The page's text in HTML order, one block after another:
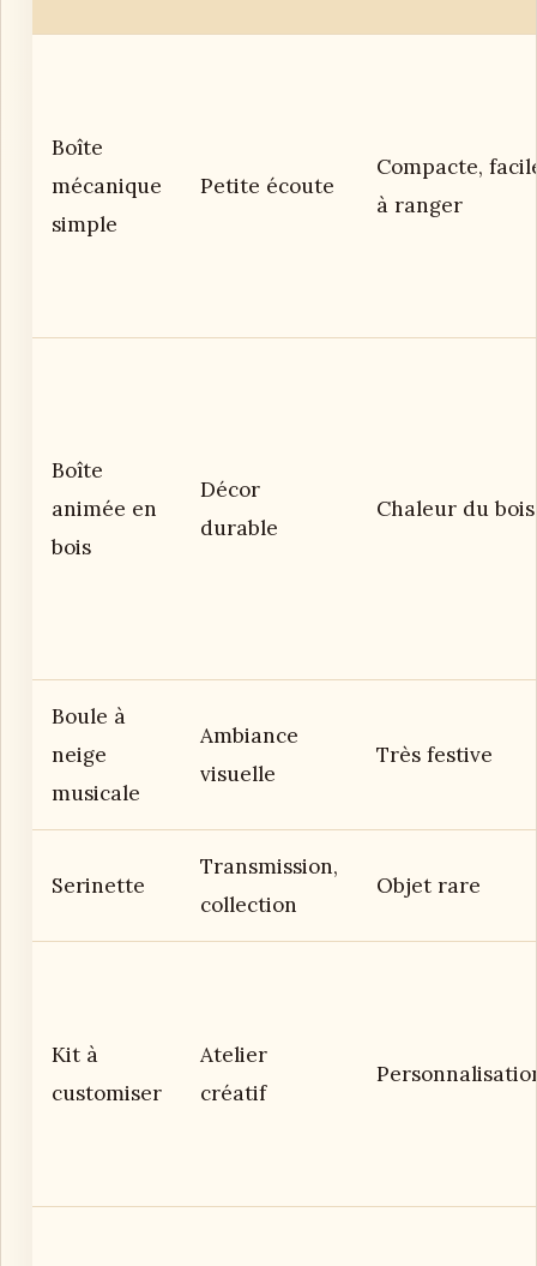
Boîte
mécanique
simple
Petite écoute
Compacte,
à ranger
Boîte
animée en
bois
Décor
durable
Chaleur du bois
Boule à
neige
musicale
Ambiance
visuelle
Très festive
Serinette
Transmission,
collection
Objet rare
Kit à
customiser
Atelier
créatif